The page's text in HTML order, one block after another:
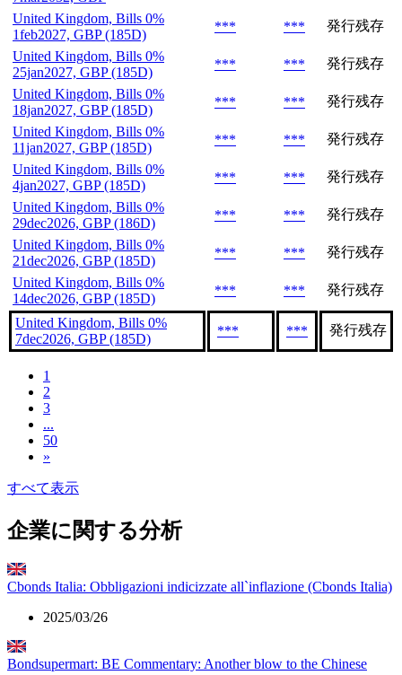
United Kingdom, Bills 0%
1feb2027, GBP (185D)
*** ***
発行残存
United Kingdom, Bills 0%
25jan2027, GBP (185D)
*** ***
発行残存
United Kingdom, Bills 0%
18jan2027, GBP (185D)
*** ***
発行残存
United Kingdom, Bills 0%
11jan2027, GBP (185D)
*** ***
発行残存
United Kingdom, Bills 0%
4jan2027, GBP (185D)
*** ***
発行残存
United Kingdom, Bills 0%
29dec2026, GBP (186D)
*** ***
発行残存
United Kingdom, Bills 0%
21dec2026, GBP (185D)
*** ***
発行残存
United Kingdom, Bills 0%
14dec2026, GBP (185D)
*** *** 発行残存
United Kingdom, Bills 0%
7dec2026, GBP (185D)
*** *** 発行残存
1
2
3
...
50
»
すべて表示
企業に関する分析
Cbonds Italia: Obbligazioni indicizzate all`inflazione (Cbonds Italia)
2025/03/26
Bondsupermart: BE Commentary: Another blow to the Chinese